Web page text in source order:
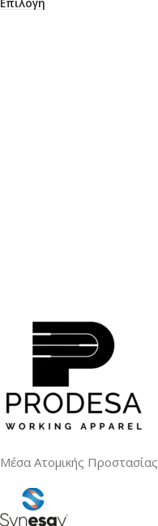
Επιλογή
Μέσα Ατομικής Προστασίας